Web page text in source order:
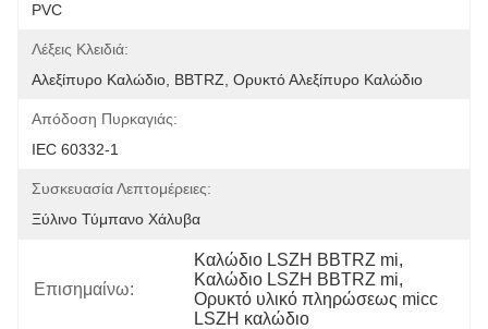
PVC
Λέξεις Κλειδιά:
Αλεξίπυρο Καλώδιο, BBTRZ, Ορυκτό Αλεξίπυρο Καλώδιο
Απόδοση Πυρκαγιάς:
IEC 60332-1
Συσκευασία Λεπτομέρειες:
Ξύλινο Τύμπανο Χάλυβα
Επισημαίνω:
Καλώδιο LSZH BBTRZ mi,
Καλώδιο LSZH BBTRZ mi,
Ορυκτό υλικό πληρώσεως micc
LSZH καλώδιο